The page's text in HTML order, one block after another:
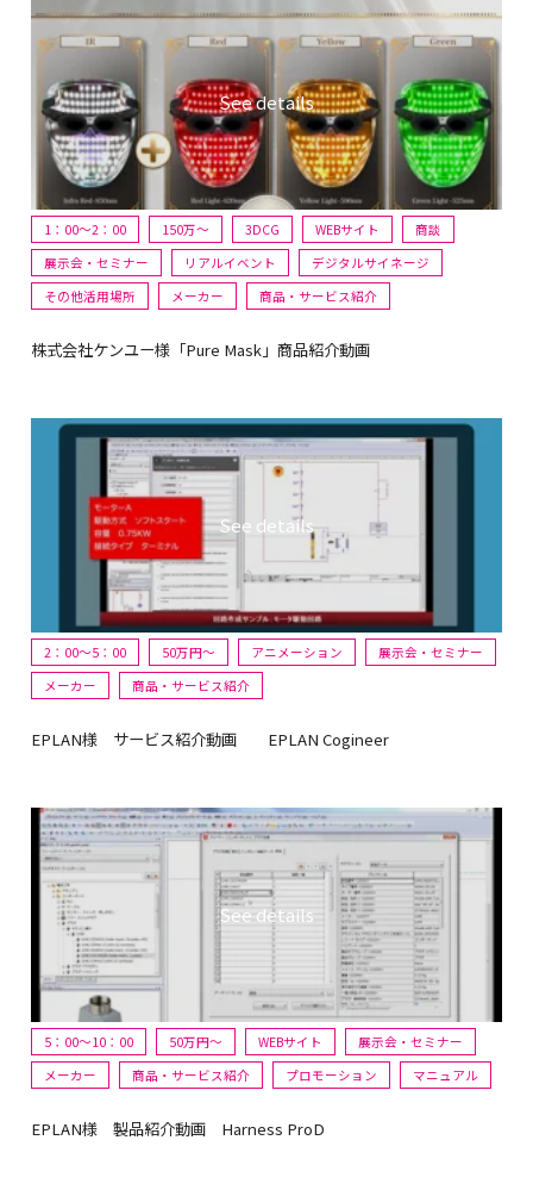
1：00～2：00 150万〜 3DCG WEBサイト
商談
展示会・セミナー
リアルイベント
デジタルサイネージ
その他活用場所
メーカー 商品・サービス紹介
株式会社ケンユー様「Pure Mask」商品紹介動画
2：00～5：00 50万円〜 アニメーション
展示会・セミナー
メーカー
商品・サービス紹介
EPLAN様 サービス紹介動画 EPLAN Cogineer
5：00～10：00 50万円〜 WEBサイト
展示会・セミナー
メーカー
商品・サービス紹介 プロモーション マニュアル
EPLAN様 製品紹介動画 Harness ProD